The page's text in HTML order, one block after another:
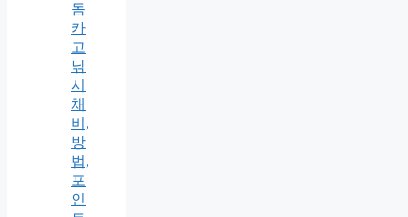
돔
카
고
낚
시
채
비,
방
법,
포
인